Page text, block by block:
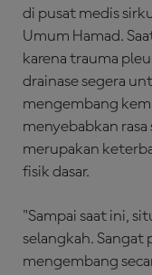
di pusat medis
Umum Hamad.
karena trauma
drainase segera
mengembang
menyebabkan
merupakan
fisik dasar.
"Sampai saat ini,
selangkah.
mengembang